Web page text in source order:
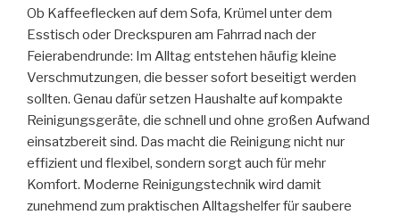
Ob Kaffeeflecken auf dem Sofa, Krümel unter dem
Esstisch oder Dreckspuren am Fahrrad nach der
Feierabendrunde: Im Alltag entstehen häufig kleine
Verschmutzungen, die besser sofort beseitigt werden
sollten. Genau dafür setzen Haushalte auf kompakte
Reinigungsgeräte, die schnell und ohne großen Aufwand
einsatzbereit sind. Das macht die Reinigung nicht nur
effizient und flexibel, sondern sorgt auch für mehr
Komfort. Moderne Reinigungstechnik wird damit
zunehmend zum praktischen Alltagshelfer für saubere